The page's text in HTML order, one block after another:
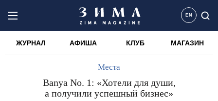
EN
ЖУРНАЛ АФИША КЛУБ МАГАЗИН
Места
Banya No. 1: «Хотели для души,
а получили успешный бизнес»